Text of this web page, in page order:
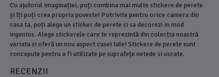
Cu ajutorul imaginației, poți combina mai multe stickere de perete
și îți poți crea propria poveste! Potrivite pentru orice camera din
casa ta, poți alege un sticker de perete si sa decorezi in mod
ingenios. Alege stickerele care te reprezintă din colecția noastră
variata si oferă un nou aspect casei tale! Stickere de perete sunt
concepute pentru a fi utilizate pe suprafețe netede si uscate.
RECENZII